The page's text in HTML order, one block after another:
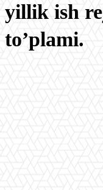
yillik ish
to’plami.